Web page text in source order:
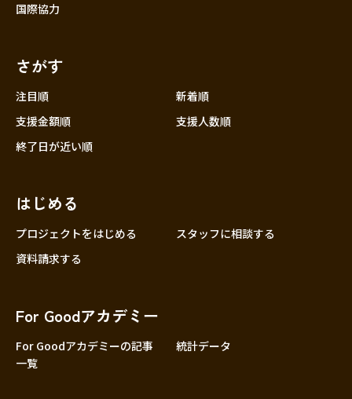
国際協力
さがす
注目順
新着順
支援金額順
支援人数順
終了日が近い順
はじめる
プロジェクトをはじめる
スタッフに相談する
資料請求する
For Goodアカデミー
For Goodアカデミーの記事
一覧
統計データ